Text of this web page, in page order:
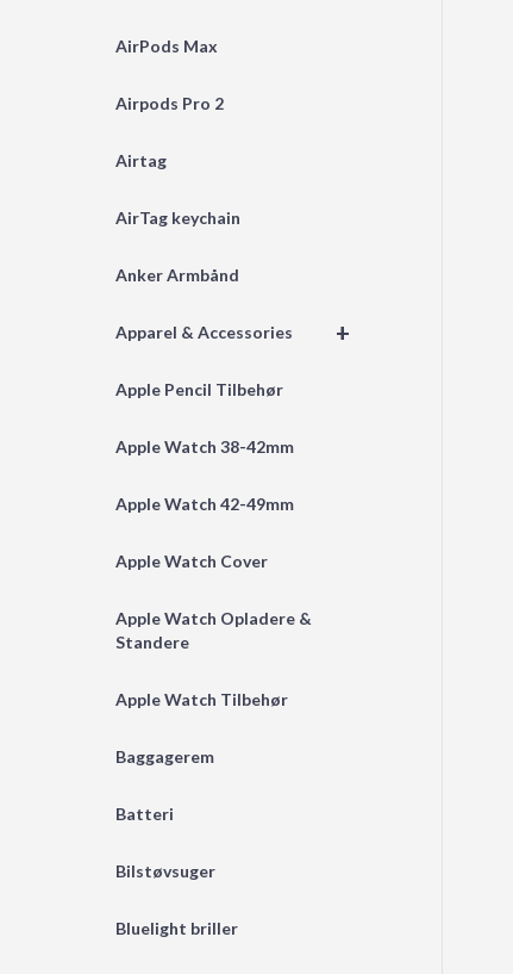
AirPods Max
Airpods Pro 2
Airtag
AirTag keychain
Anker Armbånd
+
Apparel & Accessories
Apple Pencil Tilbehør
Apple Watch 38-42mm
Apple Watch 42-49mm
Apple Watch Cover
Apple Watch Opladere &
Standere
Apple Watch Tilbehør
Baggagerem
Batteri
Bilstøvsuger
Bluelight briller